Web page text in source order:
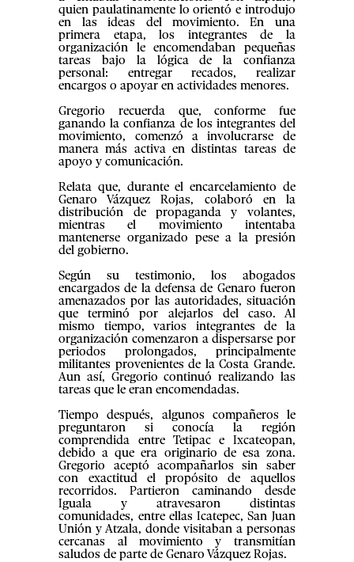
quien paulatinamente lo orientó e introdujo
en las ideas del movimiento. En una
primera etapa, los integrantes de la
organización le encomendaban pequeñas
tareas bajo la lógica de la confianza
personal: entregar recados, realizar
encargos o apoyar en actividades menores.
Gregorio recuerda que, conforme fue
ganando la confianza de los integrantes del
movimiento, comenzó a involucrarse de
manera más activa en distintas tareas de
apoyo y comunicación.
Relata que, durante el encarcelamiento de
Genaro Vázquez Rojas, colaboró en la
distribución de propaganda y volantes,
mientras el movimiento intentaba
mantenerse organizado pese a la presión
del gobierno.
Según su testimonio, los abogados
encargados de la defensa de Genaro fueron
amenazados por las autoridades, situación
que terminó por alejarlos del caso. Al
mismo tiempo, varios integrantes de la
organización comenzaron a dispersarse por
periodos prolongados, principalmente
militantes provenientes de la Costa Grande.
Aun así, Gregorio continuó realizando las
tareas que le eran encomendadas.
Tiempo después, algunos compañeros le
preguntaron si conocía la región
comprendida entre Tetipac e Ixcateopan,
debido a que era originario de esa zona.
Gregorio aceptó acompañarlos sin saber
con exactitud el propósito de aquellos
recorridos. Partieron caminando desde
Iguala y atravesaron distintas
comunidades, entre ellas Icatepec, San Juan
Unión y Atzala, donde visitaban a personas
cercanas al movimiento y transmitían
saludos de parte de Genaro Vázquez Rojas.